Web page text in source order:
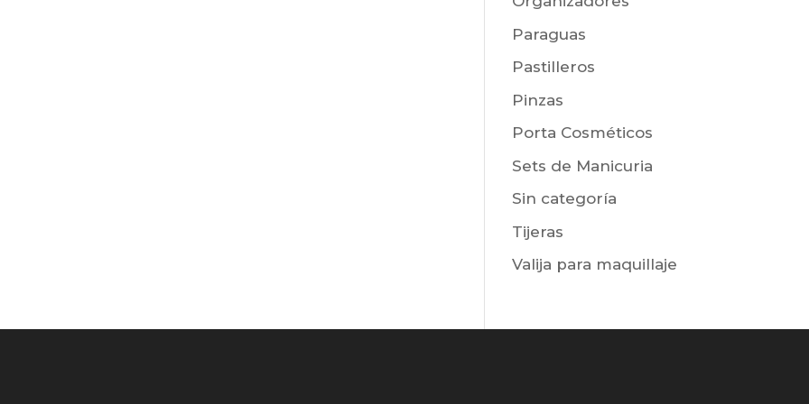
Paraguas
Pastilleros
Pinzas
Porta Cosméticos
Sets de Manicuria
Sin categoría
Tijeras
Valija para maquillaje